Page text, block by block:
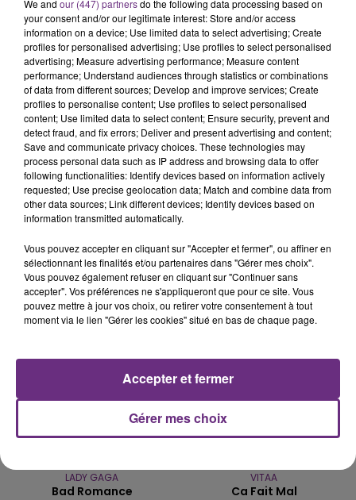
s'est avéré être plus précoce que prévu,
l'inspection du Travail en profite pour rappeler
les conditions de...
TITRES DIFFUSÉS
1h36
1h36
ALEX WARREN
Fever Dream
1h34
1h34
GIMS
Soleil
LADY GAGA
Bad Romance
1h26
1h26
VITAA
Ca Fait Mal
We and our (447) partnersdo the following data processing based on
your consent and/or our legitimate interest: Store and/or access
information on a device; Use limited data to select advertising; Create
profiles for personalised advertising; Use profiles to select personalised
advertising; Measure advertising performance; Measure content
performance; Understand audiences through statistics or combinations
of data from different sources; Develop and improve services; Create
profiles to personalise content; Use profiles to select personalised
content; Use limited data to select content; Ensure security, prevent and
detect fraud, and fix errors; Deliver and present advertising and content;
Save and communicate privacy choices. These technologies may
process personal data such as IP address and browsing data to offer
following functionalities: Identify devices based on information actively
requested; Use precise geolocation data; Match and combine data from
other data sources; Link different devices; Identify devices based on
information transmitted automatically.
Vous pouvez accepter en cliquant sur "Accepter et fermer", ou affiner en
sélectionnant les finalités et/ou partenaires dans "Gérer mes choix".
Vous pouvez également refuser en cliquant sur "Continuer sans
accepter". Vos préférences ne s'appliqueront que pour ce site. Vous
pouvez mettre à jour vos choix, ou retirer votre consentement à tout
moment via le lien "Gérer les cookies" situé en bas de chaque page.
Gérer mes choix
Accepter et fermer